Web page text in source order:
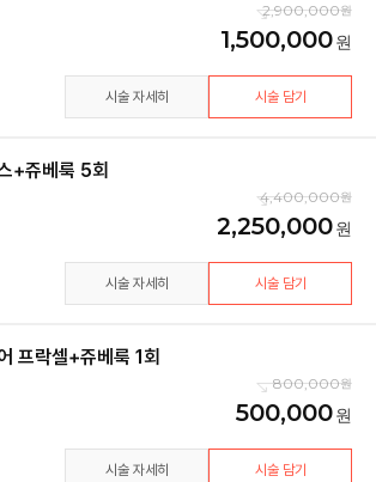
2,900,000
1,500,000
시술 자세히 시술 담기
+쥬베룩 5회
4,400,000
2,250,000
시술 자세히 시술 담기
프락셀+쥬베룩 1회
800,000
500,000
시술 자세히 시술 담기